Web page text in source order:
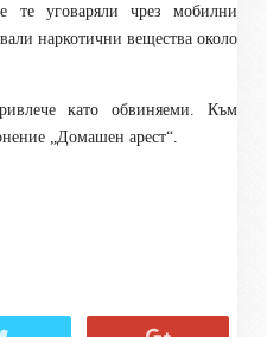
те уговаряли чрез мобилни
наркотични вещества около
като обвиняеми. Към
„Домашен арест“.